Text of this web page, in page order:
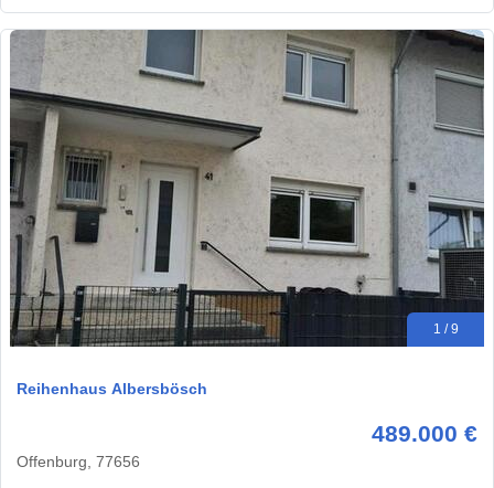
1 / 9
Reihenhaus Albersbösch
489.000 €
Offenburg, 77656